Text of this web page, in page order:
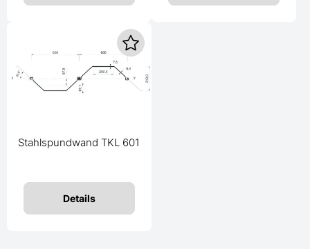
Stahlspundwand TKL 601
Details